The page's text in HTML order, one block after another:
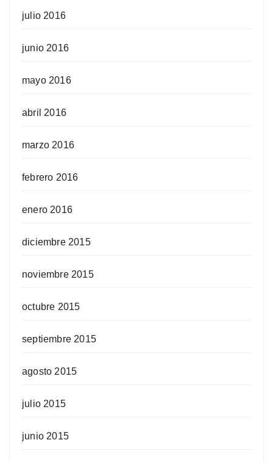
julio 2016
junio 2016
mayo 2016
abril 2016
marzo 2016
febrero 2016
enero 2016
diciembre 2015
noviembre 2015
octubre 2015
septiembre 2015
agosto 2015
julio 2015
junio 2015